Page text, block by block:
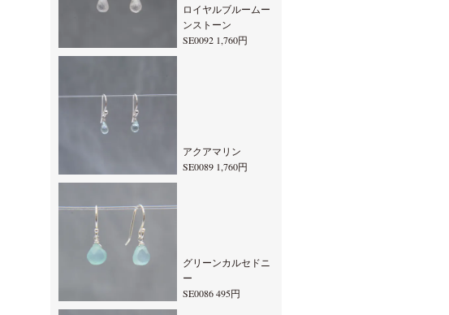
ロイヤルブルームー
ンストーン
SE0092 1,760円
アクアマリン
SE0089 1,760円
グリーンカルセドニ
ー
SE0086 495円